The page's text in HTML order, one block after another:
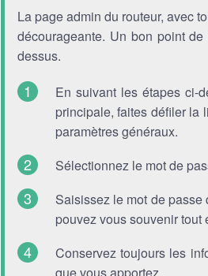
La page admin du routeur, avec
décourageante. Un bon point
dessus.
En suivant les étapes ci-
principale, faites défiler la
paramètres généraux.
Sélectionnez le mot de
Saisissez le mot de
pouvez vous souvenir tout
Conservez toujours les
que vous apportez.